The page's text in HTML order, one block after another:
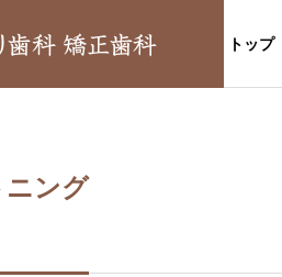
トップ
ング